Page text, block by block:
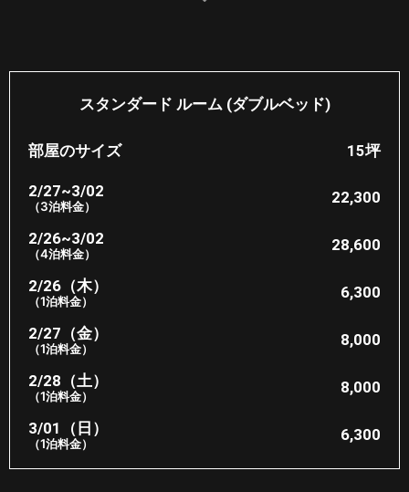
スタンダード ルーム (ダブルベッド)
部屋のサイズ 15坪​
2/27~3/02
（3泊料金） 22,300​
2/26~3/02
（4泊料金） 28,600
2/26（木）
（1泊料金） 6,300
2/27（金）
（1泊料金） 8,000​
2/28（土）
（1泊料金） 8,000​
3/01（日）
（1泊料金） 6,300